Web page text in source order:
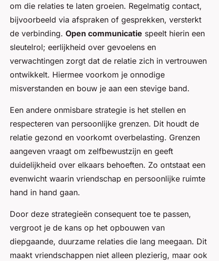
om die relaties te laten groeien. Regelmatig contact,
bijvoorbeeld via afspraken of gesprekken, versterkt
de verbinding. Open communicatie speelt hierin een
sleutelrol; eerlijkheid over gevoelens en
verwachtingen zorgt dat de relatie zich in vertrouwen
ontwikkelt. Hiermee voorkom je onnodige
misverstanden en bouw je aan een stevige band.
Een andere onmisbare strategie is het stellen en
respecteren van persoonlijke grenzen. Dit houdt de
relatie gezond en voorkomt overbelasting. Grenzen
aangeven vraagt om zelfbewustzijn en geeft
duidelijkheid over elkaars behoeften. Zo ontstaat een
evenwicht waarin vriendschap en persoonlijke ruimte
hand in hand gaan.
Door deze strategieën consequent toe te passen,
vergroot je de kans op het opbouwen van
diepgaande, duurzame relaties die lang meegaan. Dit
maakt vriendschappen niet alleen plezierig, maar ook